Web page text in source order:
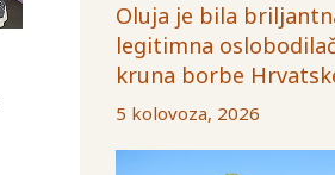
Oluja je bila
legitimna
kruna borbe
5 kolovoza, 2026